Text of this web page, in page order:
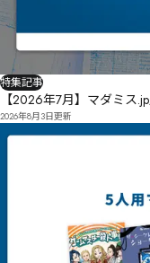
特集記事
【2026年7月】マダミス
2026年8月3日更新